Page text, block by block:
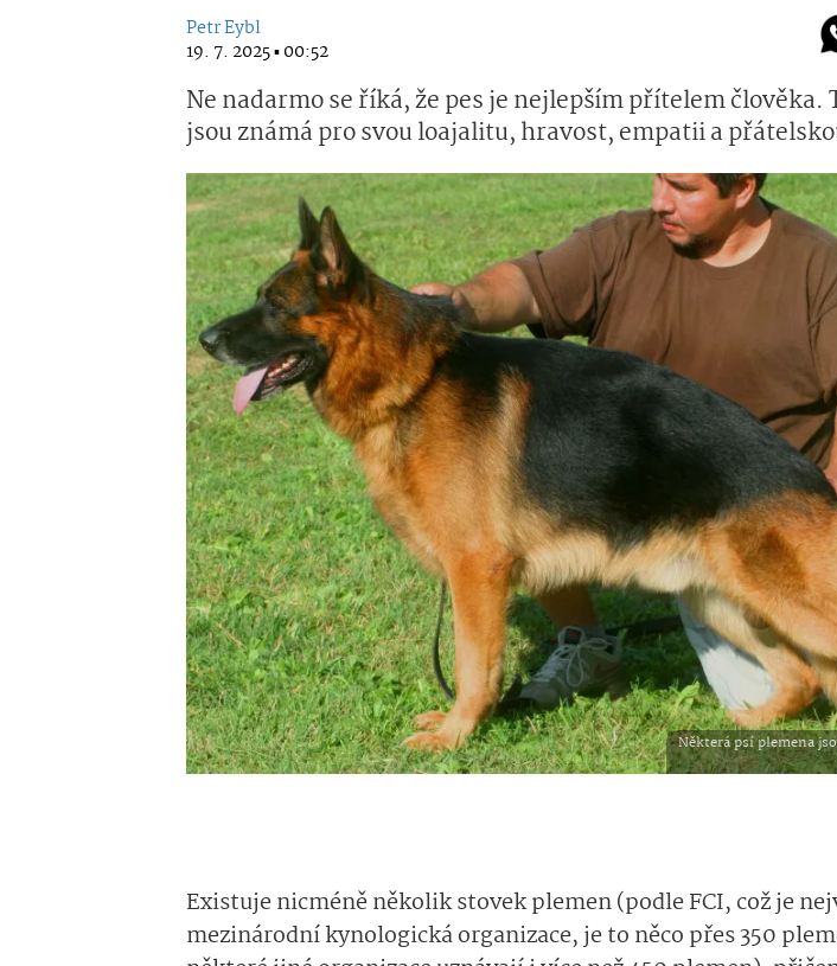
Petr Eybl
19. 7. 2025 ▪ 00:52
Ne nadarmo se říká, že pes je nejlepším přítelem člověka.
jsou známá pro svou loajalitu, hravost, empatii a
Některá psí plemena
Existuje nicméně několik stovek plemen (podle FCI, což je
mezinárodní kynologická organizace, je to něco přes 350